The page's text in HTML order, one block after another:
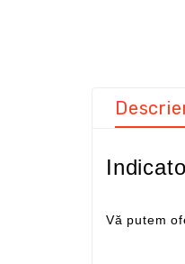
Vă putem